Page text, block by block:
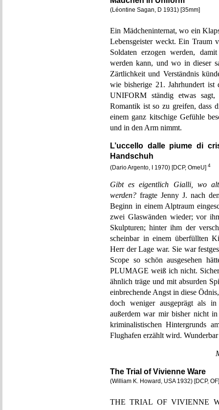
(Léontine Sagan, D 1931) [35mm]
Ein Mädcheninternat, wo ein
Lebensgeister weckt. Ein Traum
Soldaten erzogen werden,
werden kann, und wo in dieser
Zärtlichkeit und Verständnis
wie bisherige 21. Jahrhundert
UNIFORM ständig etwas sagt,
Romantik ist so zu greifen, dass
einem ganz kitschige Gefühle
und in den Arm nimmt.
L’uccello dalle piume di
Handschuh
(Dario Argento, I 1970) [DCP, OmeU] 4
Gibt es eigentlich Gialli, wo
werden? fragte Jenny J. nach
Beginn in einem Alptraum
zwei Glaswänden wieder; vor
Skulpturen; hinter ihm der
scheinbar in einem überfüllten
Herr der Lage war. Sie war
Scope so schön ausgesehen
PLUMAGE weiß ich nicht.
ähnlich träge und mit absurden
einbrechende Angst in diese
doch weniger ausgeprägt als in
außerdem war mir bisher nicht
kriminalistischen Hintergrunds
Flughafen erzählt wird.
The Trial of Vivienne Ware
(William K. Howard, USA 1932) [DCP, OF]
THE TRIAL OF VIVIENNE